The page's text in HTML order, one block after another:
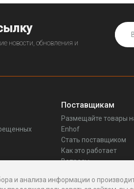
новости, обновления и
Поставщикам
Размещайте товары
Enhof
Стать поставщиком
Как это работает
Вопросы
и анализа информации о